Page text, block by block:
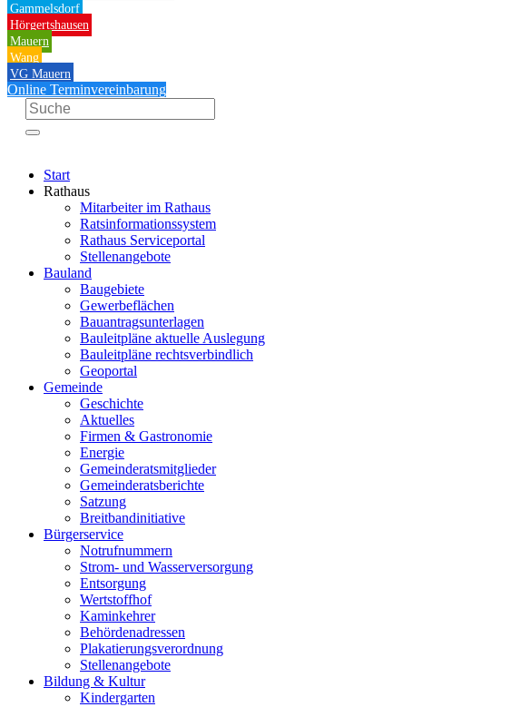
Gammelsdorf
Hörgertshausen
Mauern
Wang
VG Mauern
Online Terminvereinbarung
Start
Rathaus
Mitarbeiter im Rathaus
Ratsinformationssystem
Rathaus Serviceportal
Stellenangebote
Bauland
Baugebiete
Gewerbeflächen
Bauantragsunterlagen
Bauleitpläne aktuelle Auslegung
Bauleitpläne rechtsverbindlich
Geoportal
Gemeinde
Geschichte
Aktuelles
Firmen & Gastronomie
Energie
Gemeinderatsmitglieder
Gemeinderatsberichte
Satzung
Breitbandinitiative
Bürgerservice
Notrufnummern
Strom- und Wasserversorgung
Entsorgung
Wertstoffhof
Kaminkehrer
Behördenadressen
Plakatierungsverordnung
Stellenangebote
Bildung & Kultur
Kindergarten